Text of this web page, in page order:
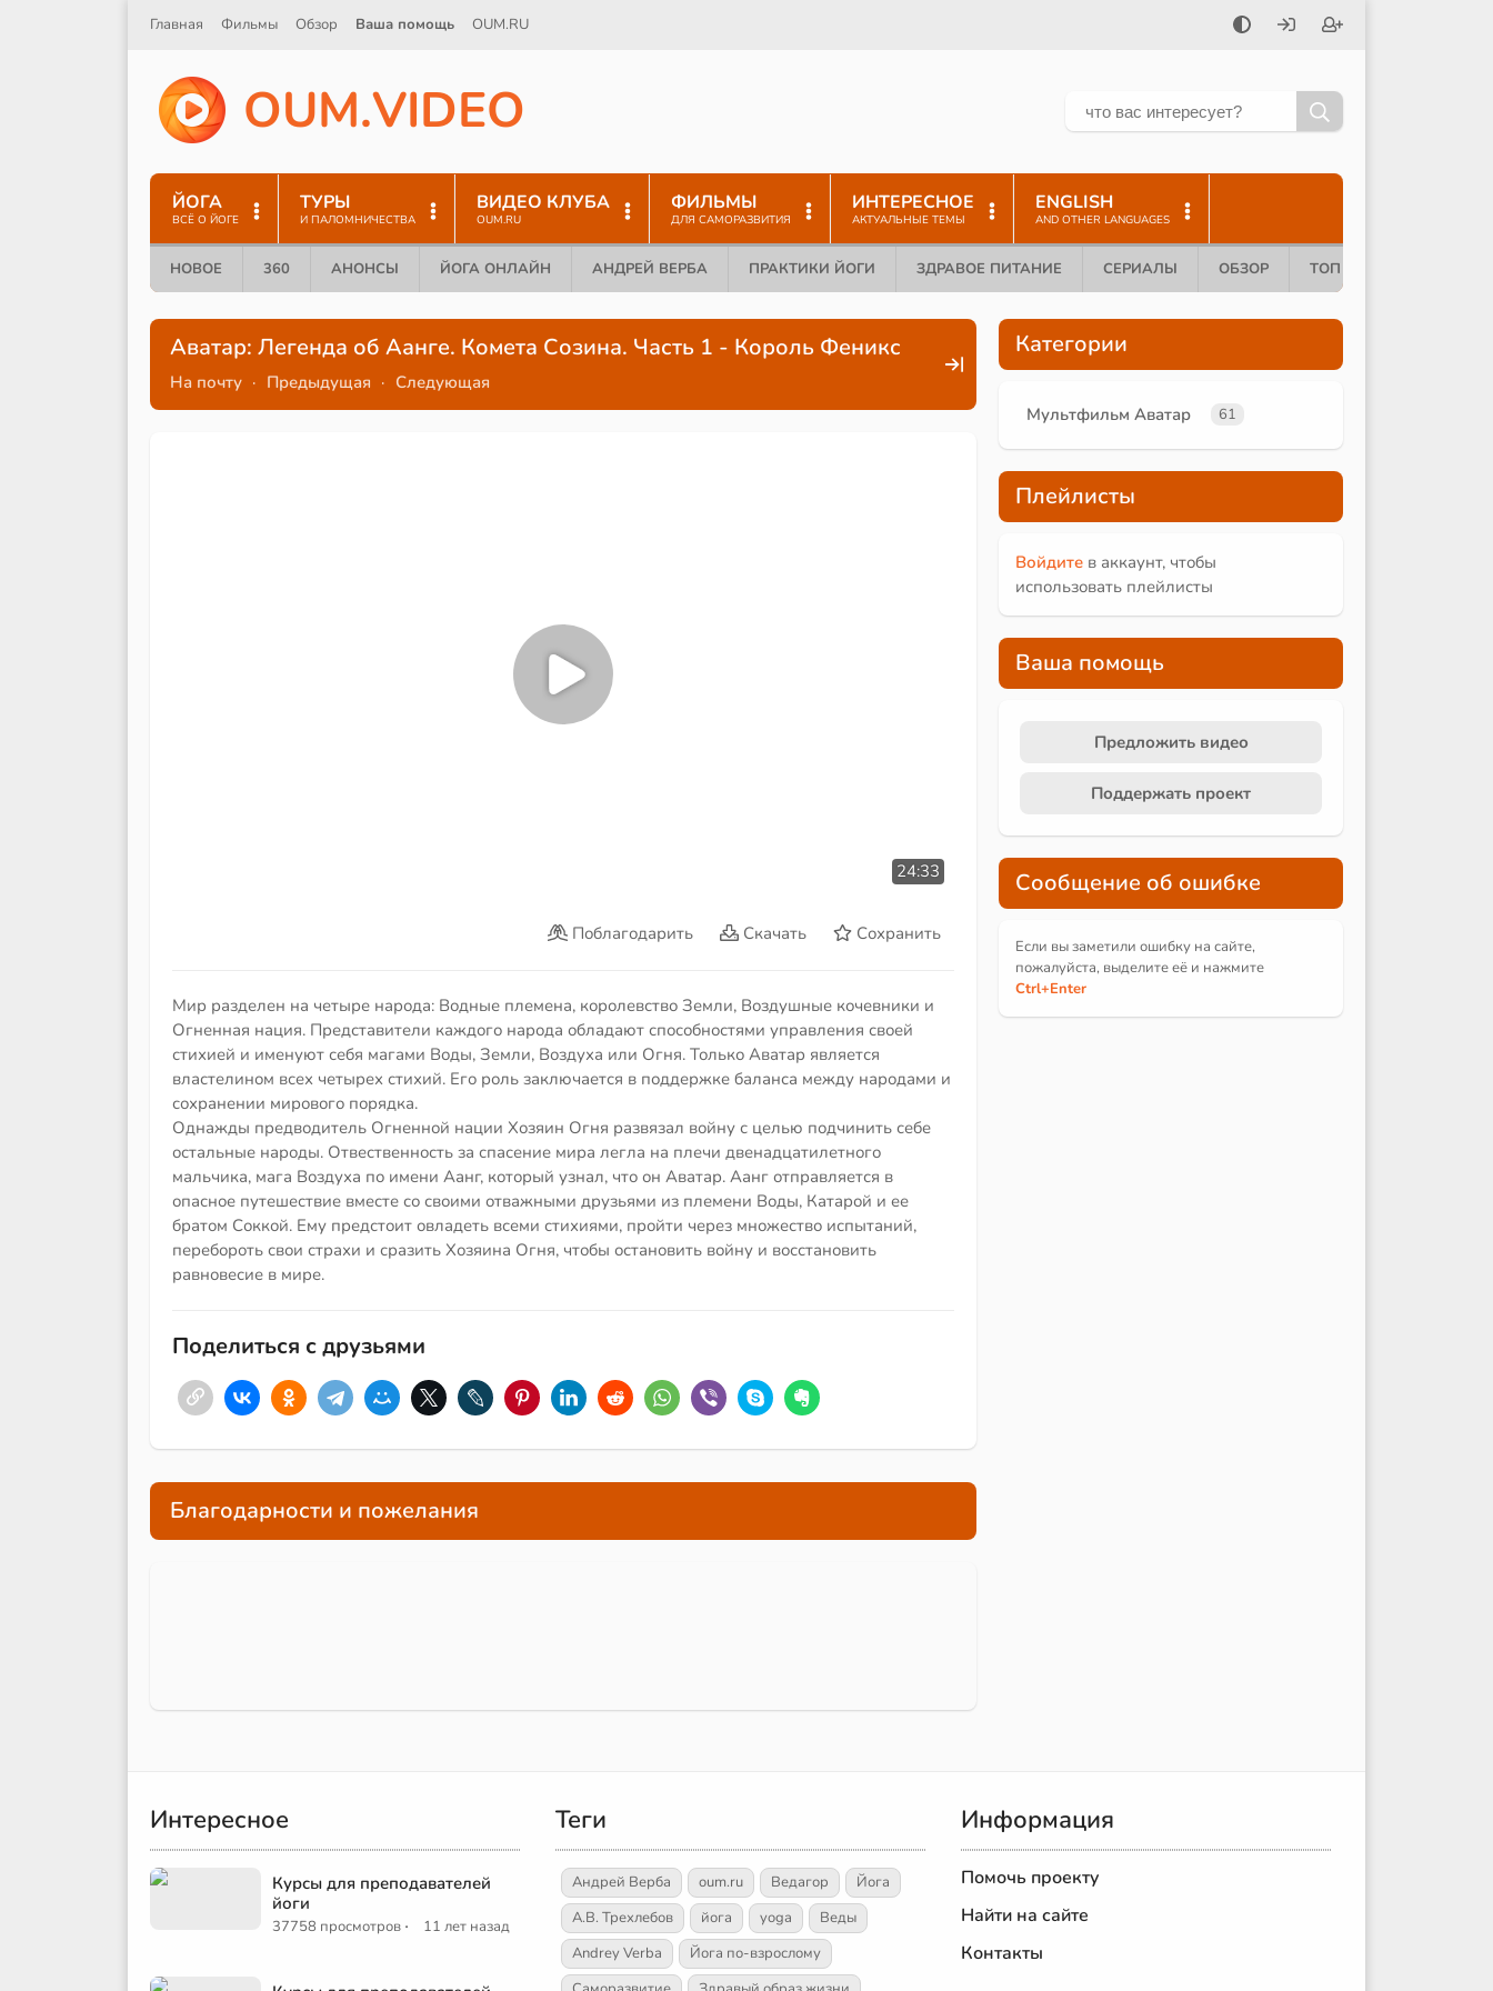
Главная Фильмы Обзор Ваша помощь OUM.RU
OUM.VIDEO
ЙОГА
ВСЁ О ЙОГЕ
ТУРЫ
И ПАЛОМНИЧЕСТВА
ВИДЕО КЛУБА
OUM.RU
ФИЛЬМЫ
ДЛЯ САМОРАЗВИТИЯ
ИНТЕРЕСНОЕ
АКТУАЛЬНЫЕ ТЕМЫ
ENGLISH
AND OTHER LANGUAGES
НОВОЕ 360 АНОНСЫ ЙОГА ОНЛАЙН АНДРЕЙ ВЕРБА ПРАКТИКИ ЙОГИ ЗДРАВОЕ ПИТАНИЕ СЕРИАЛЫ ОБЗОР ТОП 10
Аватар: Легенда об Аанге. Комета Созина. Часть 1 - Король Феникс
На почту · Предыдущая · Следующая
24:33
Поблагодарить Скачать Сохранить
Мир разделен на четыре народа: Водные племена, королевство Земли, Воздушные кочевники и
Огненная нация. Представители каждого народа обладают способностями управления своей
стихией и именуют себя магами Воды, Земли, Воздуха или Огня. Только Аватар является
властелином всех четырех стихий. Его роль заключается в поддержке баланса между народами и
сохранении мирового порядка.
Однажды предводитель Огненной нации Хозяин Огня развязал войну с целью подчинить себе
остальные народы. Отвественность за спасение мира легла на плечи двенадцатилетного
мальчика, мага Воздуха по имени Аанг, который узнал, что он Аватар. Аанг отправляется в
опасное путешествие вместе со своими отважными друзьями из племени Воды, Катарой и ее
братом Соккой. Ему предстоит овладеть всеми стихиями, пройти через множество испытаний,
перебороть свои страхи и сразить Хозяина Огня, чтобы остановить войну и восстановить
равновесие в мире.
Поделиться с друзьями
Благодарности и пожелания
Категории
Мультфильм Аватар 61
Плейлисты
Войдите в аккаунт, чтобы
использовать плейлисты
Ваша помощь
Предложить видео
Поддержать проект
Сообщение об ошибке
Если вы заметили ошибку на сайте,
пожалуйста, выделите её и нажмите
Ctrl+Enter
Интересное
Курсы для преподавателей
йоги
37758 просмотров · 11 лет назад
Теги
Андрей Верба oum.ru Ведагор
Йога
А.В. Трехлебов
йога yoga
Веды
Andrey Verba
Йога по-взрослому
Информация
Помочь проекту
Найти на сайте
Контакты